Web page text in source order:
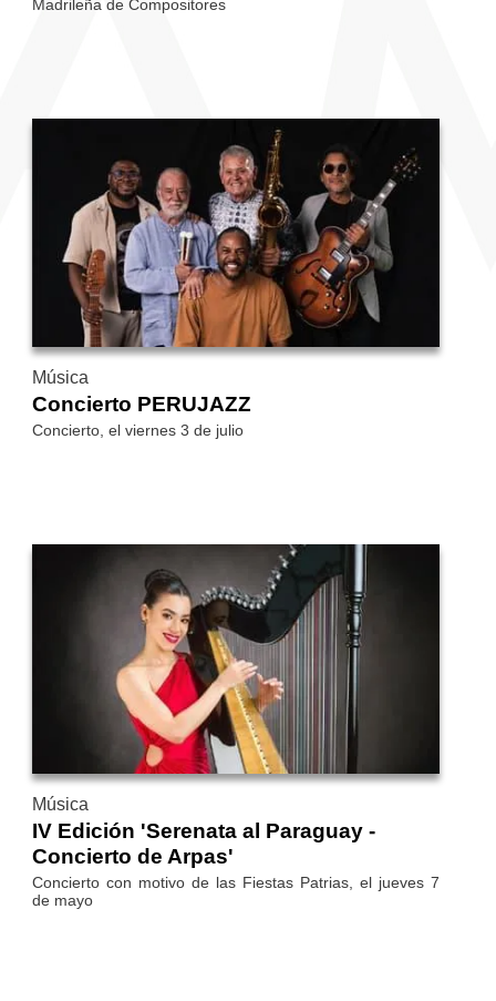
Madrileña de Compositores
Música
Concierto PERUJAZZ
Concierto, el viernes 3 de julio
Música
IV Edición 'Serenata al Paraguay -
Concierto de Arpas'
Concierto con motivo de las Fiestas Patrias, el jueves 7
de mayo